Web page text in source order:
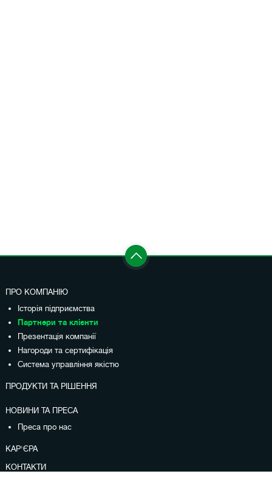
ПРО КОМПАНІЮ
Історія підприємства
Партнери та клієнти
Презентація компанії
Нагороди та сертифікація
Система управління якістю
ПРОДУКТИ ТА РІШЕННЯ
НОВИНИ ТА ПРЕСА
Преса про нас
КАР'ЄРА
КОНТАКТИ